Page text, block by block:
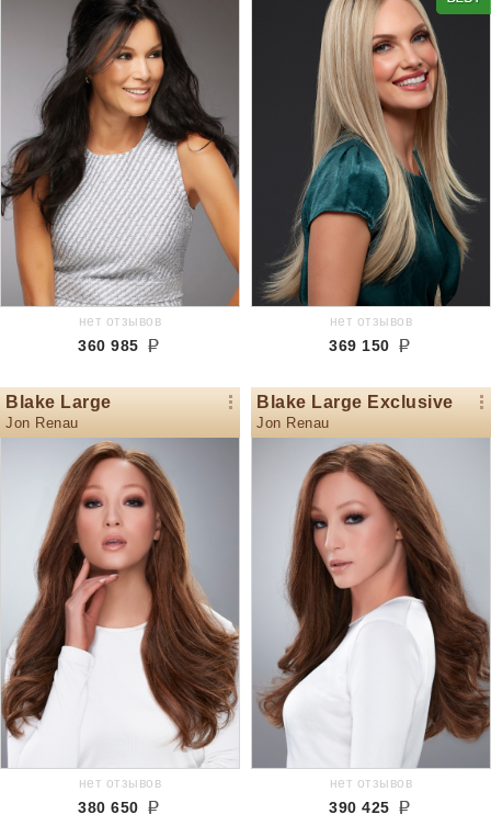
нет отзывов
360 985
нет отзывов
369 150
Blake Large
Jon Renau
нет отзывов
380 650
Blake Large Exclusive
Jon Renau
нет отзывов
390 425